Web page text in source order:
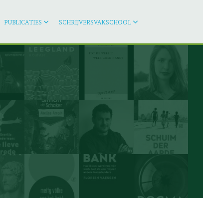
PUBLICATIES SCHRIJVERSVAKSCHOOL